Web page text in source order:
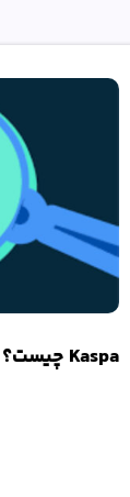
Kaspa چیست؟